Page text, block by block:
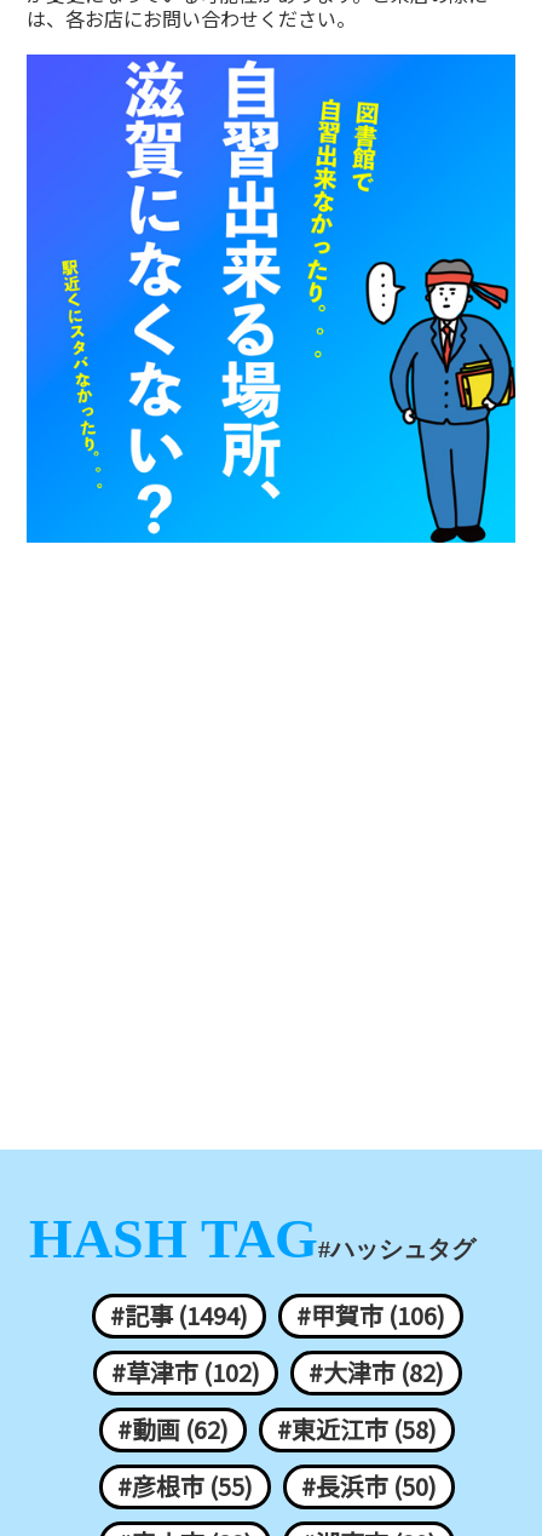
は、各お店にお問い合わせください。
HASH TAG#ハッシュタグ
#記事 (1494)
#甲賀市 (106)
#草津市 (102)
#大津市 (82)
#動画 (62)
#東近江市 (58)
#彦根市 (55)
#長浜市 (50)